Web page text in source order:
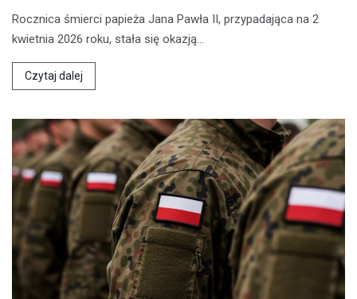
Rocznica śmierci papieża Jana Pawła II, przypadająca na 2
kwietnia 2026 roku, stała się okazją…
Czytaj dalej